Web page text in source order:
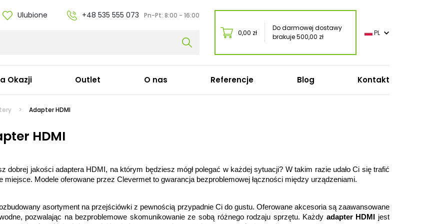
Ulubione +48 535 555 073 Pn-Pt: 8:00 - 16:00
0,00 zł
Do darmowej dostawy
brakuje 500,00 zł
PL
zasilające
koniczynka C5
ósemka C7
zasilający Apple
serwerowy C19
Stacje dokujące Microsoft
Stacje dokujące Panasonic
Stacje dokujące Fujitsu
Stacje dokujące Apple
Okazji Outlet O nas Referencje Blog Kontakt
Adapter HDMI
HDMI
dobrej jakości adaptera HDMI, na którym będziesz mógł polegać w każdej sytuacji? W takim razie udało Ci się trafić
miejsce. Modele oferowane przez Clevermet to gwarancja bezproblemowej łączności między urządzeniami.
asortyment na przejściówki z pewnością przypadnie Ci do gustu. Oferowane akcesoria są zaawansowane
pozwalając na bezproblemowe skomunikowanie ze sobą różnego rodzaju sprzętu. Każdy adapter HDMI jest